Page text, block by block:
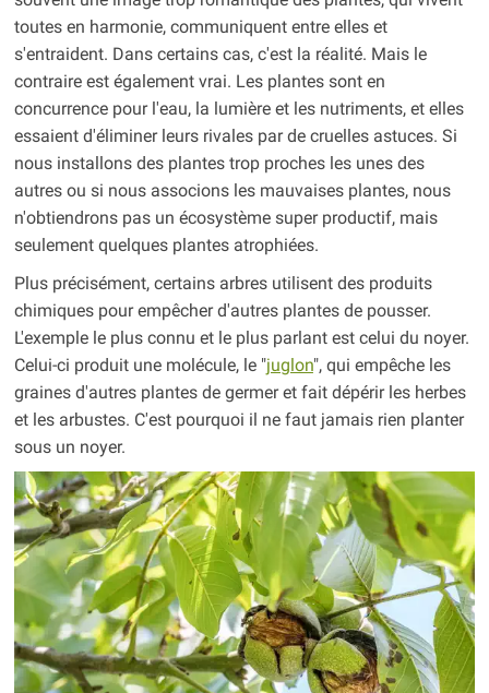
toutes en harmonie, communiquent entre elles et
s'entraident. Dans certains cas, c'est la réalité. Mais le
contraire est également vrai. Les plantes sont en
concurrence pour l'eau, la lumière et les nutriments, et elles
essaient d'éliminer leurs rivales par de cruelles astuces. Si
nous installons des plantes trop proches les unes des
autres ou si nous associons les mauvaises plantes, nous
n'obtiendrons pas un écosystème super productif, mais
seulement quelques plantes atrophiées.
Plus précisément, certains arbres utilisent des produits
chimiques pour empêcher d'autres plantes de pousser.
L'exemple le plus connu et le plus parlant est celui du noyer.
Celui-ci produit une molécule, le "juglon", qui empêche les
graines d'autres plantes de germer et fait dépérir les herbes
et les arbustes. C'est pourquoi il ne faut jamais rien planter
sous un noyer.